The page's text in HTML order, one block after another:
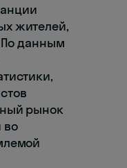
жителей,
По данным
рынок
во